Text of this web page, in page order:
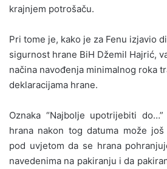
krajnjem potrošaču.
Pri tome je, kako je za Fenu izjavio
sigurnost hrane BiH Džemil Hajrić,
načina navođenja minimalnog roka
deklaracijama hrane.
Oznaka “Najbolje upotrijebiti
hrana nakon tog datuma može
pod uvjetom da se hrana
navedenima na pakiranju i da